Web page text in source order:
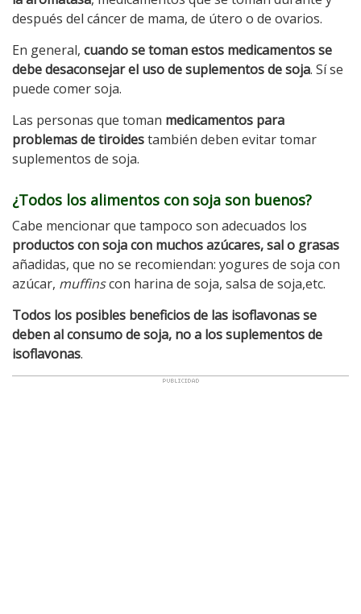
después del cáncer de mama, de útero o de ovarios.
En general, cuando se toman estos medicamentos se
debe desaconsejar el uso de suplementos de soja. Sí se
puede comer soja.
Las personas que toman medicamentos para
problemas de tiroidestambién deben evitar tomar
suplementos de soja.
¿Todos los alimentos con soja son buenos?
Cabe mencionar que tampoco son adecuados los
productos con soja con muchos azúcares, sal o grasas
añadidas, que no se recomiendan: yogures de soja con
azúcar, muffinscon harina de soja, salsa de soja,etc.
Todos los posibles beneficios de las isoflavonas se
deben al consumo de soja, no a los suplementos de
isoflavonas.